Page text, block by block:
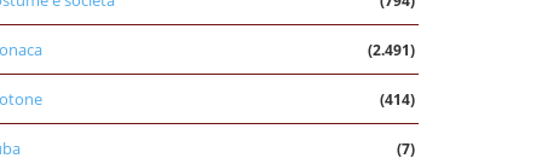
(2.491)
(414)
(7)